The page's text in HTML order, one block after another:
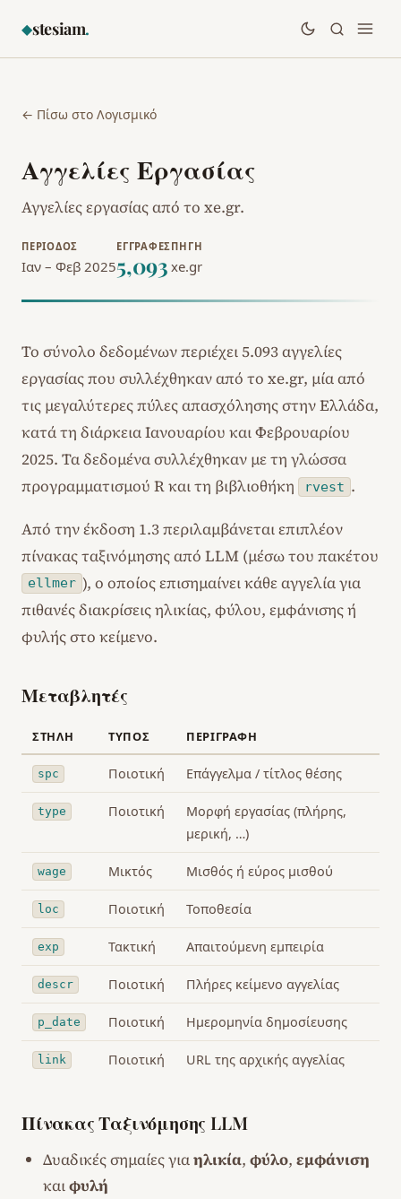
◆stesiam.
← Πίσω στο Λογισμικό
Αγγελίες Εργασίας
Αγγελίες εργασίας από το xe.gr.
ΠΕΡΊΟΔΟΣ
Ιαν – Φεβ 2025
ΕΓΓΡΑΦΈΣ
5,093
ΠΗΓΉ
xe.gr
Το σύνολο δεδομένων περιέχει 5.093 αγγελίες
εργασίας που συλλέχθηκαν από το xe.gr, μία από
τις μεγαλύτερες πύλες απασχόλησης στην Ελλάδα,
κατά τη διάρκεια Ιανουαρίου και Φεβρουαρίου
2025. Τα δεδομένα συλλέχθηκαν με τη γλώσσα
προγραμματισμού R και τη βιβλιοθήκη
rvest .
Από την έκδοση 1.3 περιλαμβάνεται επιπλέον
πίνακας ταξινόμησης από LLM (μέσω του πακέτου
ellmer ), ο οποίος επισημαίνει κάθε αγγελία για
πιθανές διακρίσεις ηλικίας, φύλου, εμφάνισης ή
φυλής στο κείμενο.
Μεταβλητές
ΣΤΉΛΗ ΤΎΠΟΣ ΠΕΡΙΓΡΑΦΉ
spc Ποιοτική Επάγγελμα / τίτλος θέσης
type Ποιοτική
Μορφή εργασίας (πλήρης,
μερική, …)
wage Μικτός Μισθός ή εύρος μισθού
loc Ποιοτική Τοποθεσία
exp Τακτική Απαιτούμενη εμπειρία
descr Ποιοτική Πλήρες κείμενο αγγελίας
p_date Ποιοτική Ημερομηνία δημοσίευσης
link Ποιοτική URL της αρχικής αγγελίας
Πίνακας Ταξινόμησης LLM
Δυαδικές σημαίες γιαηλικία, φύλο, εμφάνιση
καιφυλή